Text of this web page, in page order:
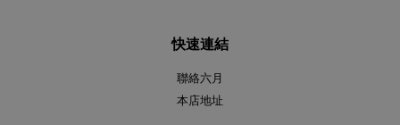
快速連結
聯絡六月
本店地址